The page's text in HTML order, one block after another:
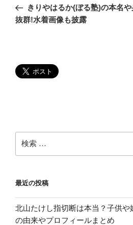
ナ
シ
去
の
きりやはるか(ぼる塾)の本名
抜群!水着画像も披露
検
索:
最近の投稿
北山たけし指切断は本当？子供や
の由来やプロフィールまとめ